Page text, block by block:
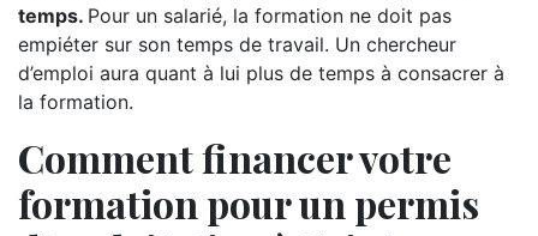
temps. Pour un salarié, la formation ne doit pas
empiéter sur son temps de travail. Un chercheur
d’emploi aura quant à lui plus de temps à consacrer à
la formation.
Comment financer votre
formation pour un permis